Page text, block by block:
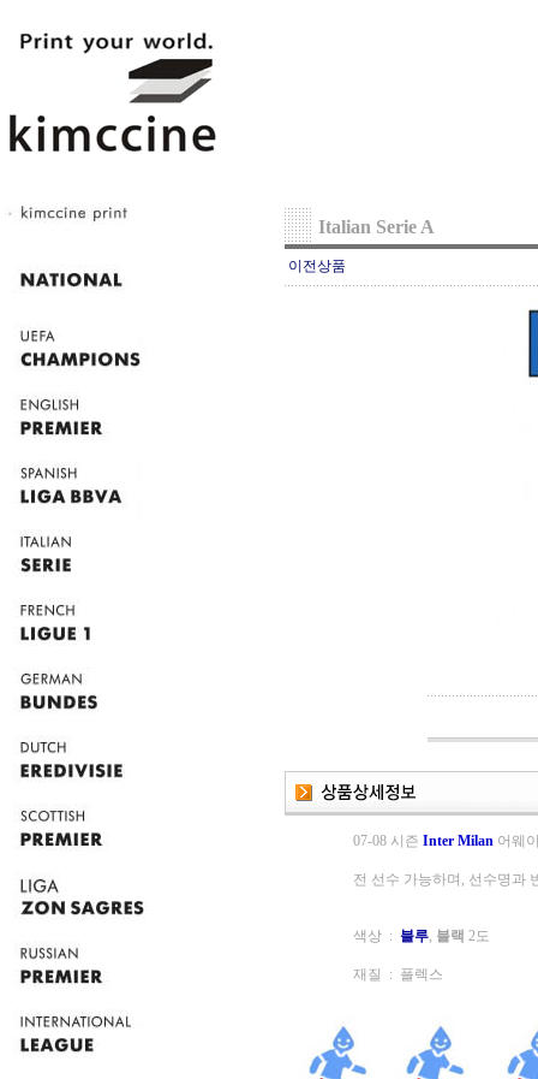
Italian Serie A
이전상품
07-08 시즌 Inter Milan어웨
전 선수 가능하며, 선수명과
색상 : 블루, 블랙 2도
재질 : 플렉스